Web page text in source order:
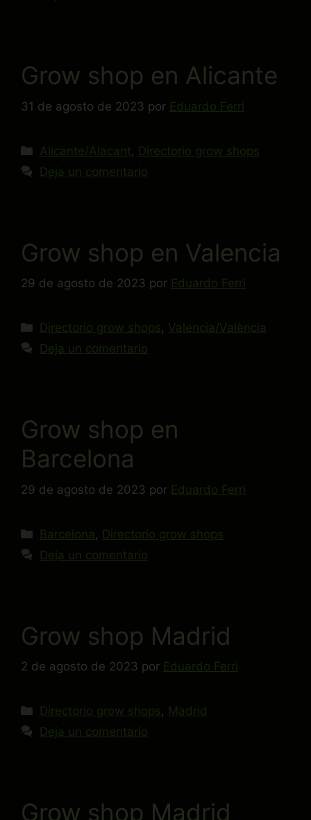
Grow shop en Alicante
31 de agosto de 2023 por Eduardo Ferri
Alicante/Alacant, Directorio grow shops
Deja un comentario
Grow shop en Valencia
29 de agosto de 2023 por Eduardo Ferri
Directorio grow shops, Valencia/València
Deja un comentario
Grow shop en
Barcelona
29 de agosto de 2023 por Eduardo Ferri
Barcelona , Directorio grow shops
Deja un comentario
Grow shop Madrid
2 de agosto de 2023 por Eduardo Ferri
Directorio grow shops, Madrid
Deja un comentario
Grow shop Madrid